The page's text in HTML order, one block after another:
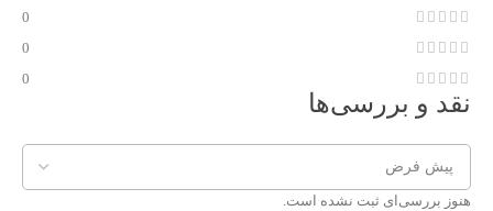
0
0
0
نقد و بررسی‌ها
هنوز بررسی‌ای ثبت نشده است.